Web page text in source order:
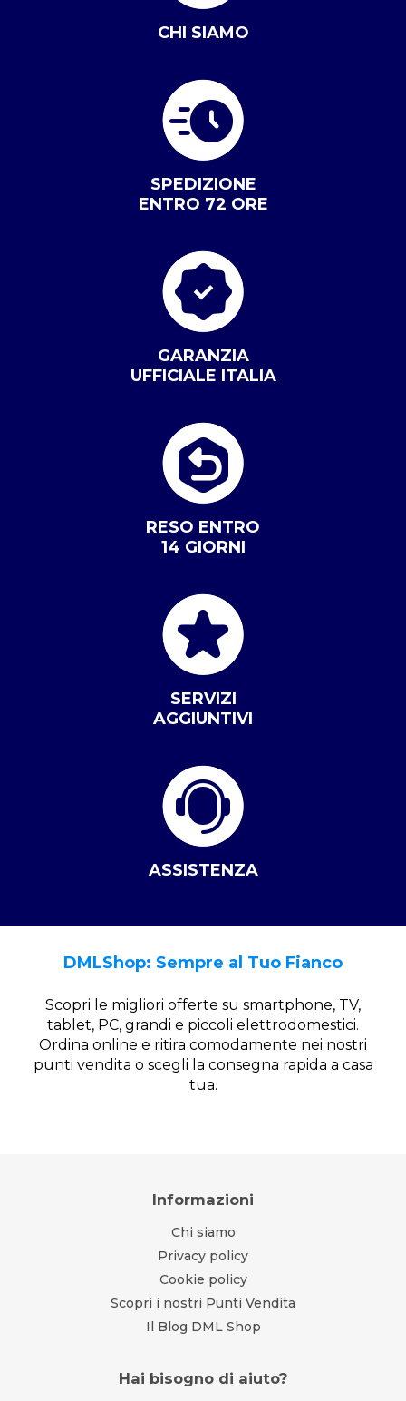
CHI SIAMO
SPEDIZIONE
ENTRO 72 ORE
GARANZIA
UFFICIALE ITALIA
RESO ENTRO
14 GIORNI
SERVIZI
AGGIUNTIVI
ASSISTENZA
DMLShop: Sempre al Tuo Fianco
Scopri le migliori offerte su smartphone, TV,
tablet, PC, grandi e piccoli elettrodomestici.
Ordina online e ritira comodamente nei nostri
punti vendita o scegli la consegna rapida a casa
tua.
Informazioni
Chi siamo
Privacy policy
Cookie policy
Scopri i nostri Punti Vendita
Il Blog DML Shop
Hai bisogno di aiuto?